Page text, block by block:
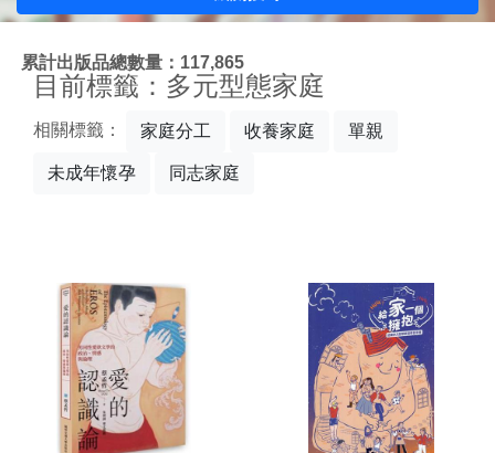
累計出版品總數量：117,865
目前標籤：多元型態家庭
相關標籤： 家庭分工 收養家庭 單親
未成年懷孕 同志家庭